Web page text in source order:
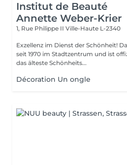
Institut de Beauté
Annette Weber-Krier
1, Rue Philippe II Ville-Haute L-2340
Exzellenz im Dienst der Schönheit! Das Institut befindet sich
seit 1970 im Stadtzentrum und ist
das älteste Schönheits...
Décoration Un ongle